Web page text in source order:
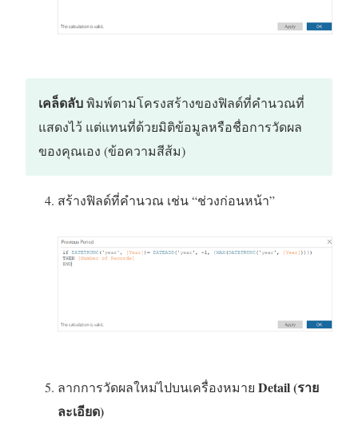
เคล็ดลับพิมพ์ตามโครงสร้างของฟิลด์ที่คำนวณที่
แสดงไว้ แต่แทนที่ด้วยมิติข้อมูลหรือชื่อการวัดผล
ของคุณเอง (ข้อความสีส้ม)
สร้างฟิลด์ที่คำนวณ เช่น “ช่วงก่อนหน้า”
ลากการวัดผลใหม่ไปบนเครื่องหมาย Detail (ราย
ละเอียด)